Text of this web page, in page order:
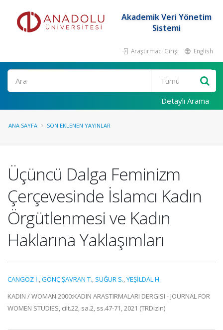
Akademik Veri Yönetim
Sistemi
Araştırmacı Girişi English
Ara
Detaylı Arama
ANA SAYFA SON EKLENEN YAYINLAR
Üçüncü Dalga Feminizm
Çerçevesinde İslamcı Kadın
Örgütlenmesi ve Kadın
Haklarına Yaklaşımları
CANGÖZ İ.,GÖNÇ ŞAVRAN T., SUĞUR S.,YEŞİLDAL H.
KADIN / WOMAN 2000:KADIN ARASTIRMALARI DERGISI - JOURNAL FOR
WOMEN STUDIES, cilt.22, sa.2, ss.47-71, 2021 (TRDizin)